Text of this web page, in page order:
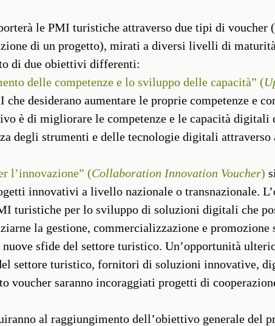
le PMI turistiche attraverso due tipi di voucher
di un progetto), mirati a diversi livelli di
di due obiettivi differenti:
delle competenze e lo sviluppo delle capacità” (
desiderano aumentare le proprie competenze e
è di migliorare le competenze e le capacità
degli strumenti e delle tecnologie digitali
l’innovazione” (Collaboration Innovation Voucher)
innovativi a livello nazionale o transnazionale.
turistiche per lo sviluppo di soluzioni digitali che
la gestione, commercializzazione e promozione
sfide del settore turistico. Un’opportunità
settore turistico, fornitori di soluzioni innovative,
voucher saranno incoraggiati progetti di
al raggiungimento dell’obiettivo generale del